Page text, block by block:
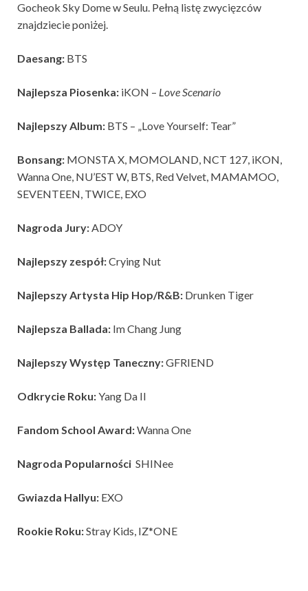
Gocheok Sky Dome w Seulu. Pełną listę zwycięzców
znajdziecie poniżej.
Daesang: BTS
Najlepsza Piosenka: iKON – Love Scenario
Najlepszy Album: BTS – „Love Yourself: Tear”
Bonsang: MONSTA X, MOMOLAND, NCT 127, iKON,
Wanna One, NU’EST W, BTS, Red Velvet, MAMAMOO,
SEVENTEEN, TWICE, EXO
Nagroda Jury:ADOY
Najlepszy zespół:Crying Nut
Najlepszy Artysta Hip Hop/R&B: Drunken Tiger
Najlepsza Ballada: Im Chang Jung
Najlepszy Występ Taneczny:GFRIEND
Odkrycie Roku:Yang Da Il
Fandom School Award:Wanna One
Nagroda Popularności SHINee
Gwiazda Hallyu: EXO
Rookie Roku:Stray Kids, IZ*ONE